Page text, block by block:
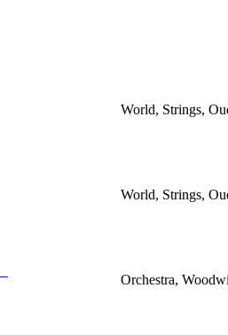
World, Strings,
World, Strings,
Orchestra,